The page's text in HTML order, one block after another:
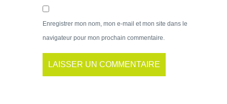
Enregistrer mon nom, mon e-mail et mon site dans le
navigateur pour mon prochain commentaire.